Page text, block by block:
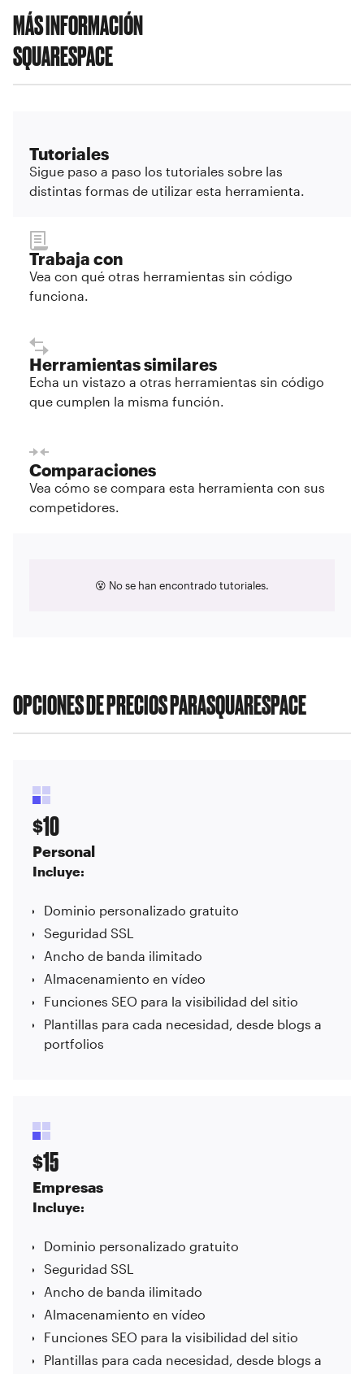
MÁS INFORMACIÓN
SQUARESPACE
Tutoriales
Sigue paso a paso los tutoriales sobre las
distintas formas de utilizar esta herramienta.
Trabaja con
Vea con qué otras herramientas sin código
funciona.
Herramientas similares
Echa un vistazo a otras herramientas sin código
que cumplen la misma función.
Comparaciones
Vea cómo se compara esta herramienta con sus
competidores.
😵 No se han encontrado tutoriales.
OPCIONES DE PRECIOS PARASQUARESPACE
$10
Personal
Incluye:
Dominio personalizado gratuito
Seguridad SSL
Ancho de banda ilimitado
Almacenamiento en vídeo
Funciones SEO para la visibilidad del sitio
Plantillas para cada necesidad, desde blogs a
portfolios
$15
Empresas
Incluye:
Dominio personalizado gratuito
Seguridad SSL
Ancho de banda ilimitado
Almacenamiento en vídeo
Funciones SEO para la visibilidad del sitio
Plantillas para cada necesidad, desde blogs a